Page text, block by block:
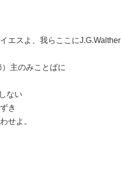
スよ、我らここにJ.G.Walther
主のみことばに
ない
き
せよ。